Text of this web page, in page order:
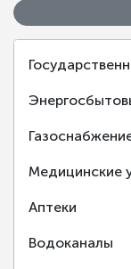
Медицинские
Аптеки
Водоканалы
Клиническая
‹